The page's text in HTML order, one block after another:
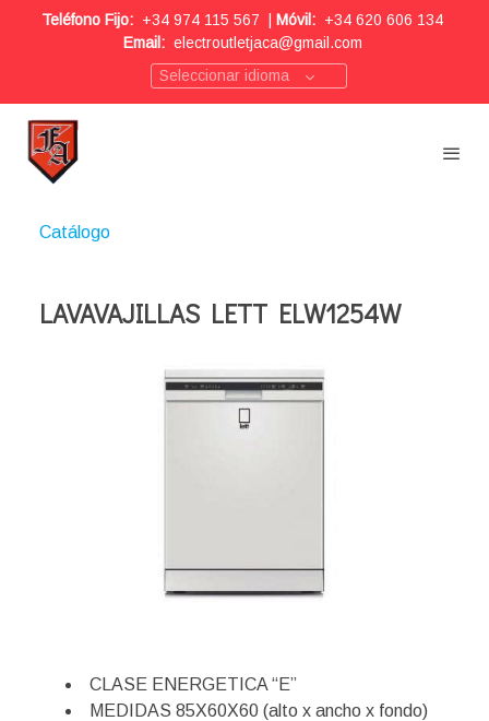
Teléfono Fijo: +34 974 115 567 Móvil: +34 620 606 134
Email: electroutletjaca@gmail.com
Seleccionar idioma
Catálogo
LAVAVAJILLAS LETT ELW1254W
CLASE ENERGETICA “E”
MEDIDAS 85X60X60 (alto x ancho x fondo)